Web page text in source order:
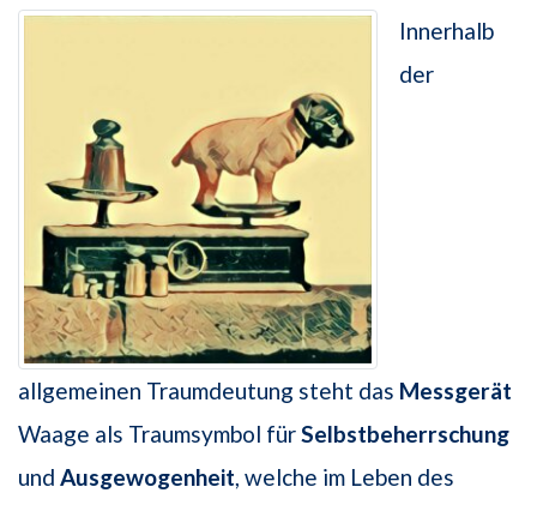
Innerhalb
der
allgemeinen Traumdeutung steht das Messgerät
Waage als Traumsymbol fürSelbstbeherrschung
und Ausgewogenheit, welche im Leben des